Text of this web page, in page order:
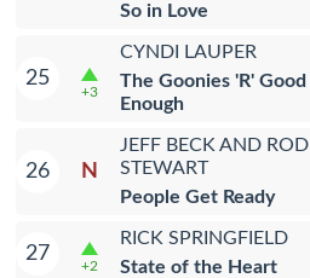
So in Love
25
+3
CYNDI LAUPER
The Goonies 'R' Good
Enough
26 N
JEFF BECK AND ROD
STEWART
People Get Ready
27
+2
RICK SPRINGFIELD
State of the Heart